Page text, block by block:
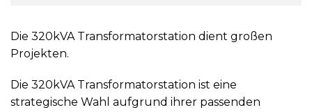
Die 320kVA Transformatorstation dient großen
Projekten.
Die 320kVA Transformatorstation ist eine
strategische Wahl aufgrund ihrer passenden